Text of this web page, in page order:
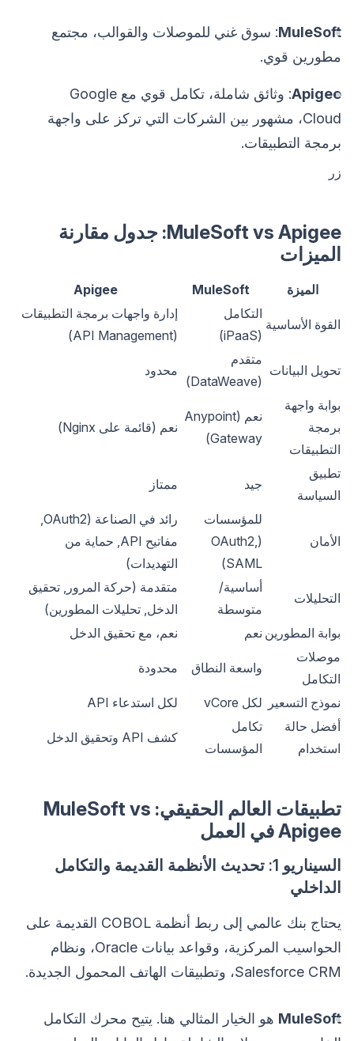
MuleSoft: سوق غني للموصلات والقوالب، مجتمع
مطورين قوي.
Apigee
: وثائق شاملة، تكامل قوي مع Google
Cloud، مشهور بين الشركات التي تركز على واجهة
برمجة التطبيقات.
زر
MuleSoft vs Apigee: جدول مقارنة
الميزات
الميزة MuleSoft
Apigee
القوة الأساسية
التكامل
(iPaaS)
إدارة واجهات برمجة التطبيقات
(API Management)
تحويل البيانات
متقدم
(DataWeave)
محدود
بوابة واجهة
برمجة
التطبيقات
نعم (Anypoint
Gateway)
نعم (قائمة على Nginx)
تطبيق
السياسة
جيد ممتاز
الأمان
للمؤسسات
(OAuth2,
SAML)
مفاتيح API, حماية من
التهديدات)
التحليلات
أساسية/
متوسطة
متقدمة (حركة المرور, تحقيق
الدخل, تحليلات المطورين)
بوابة المطورين نعم
نعم، مع تحقيق الدخل
موصلات
التكامل
واسعة النطاق محدودة
نموذج التسعير لكل vCore
لكل استدعاء API
أفضل حالة
استخدام
تكامل
المؤسسات
كشف API وتحقيق الدخل
تطبيقات العالم الحقيقي: MuleSoft vs
Apigee في العمل
السيناريو 1: تحديث الأنظمة القديمة والتكامل
الداخلي
يحتاج بنك عالمي إلى ربط أنظمة COBOL القديمة على
الحواسيب المركزية، وقواعد بيانات Oracle، ونظام
Salesforce CRM، وتطبيقات الهاتف المحمول الجديدة.
MuleSoft هو الخيار المثالي هنا. يتيح محرك التكامل